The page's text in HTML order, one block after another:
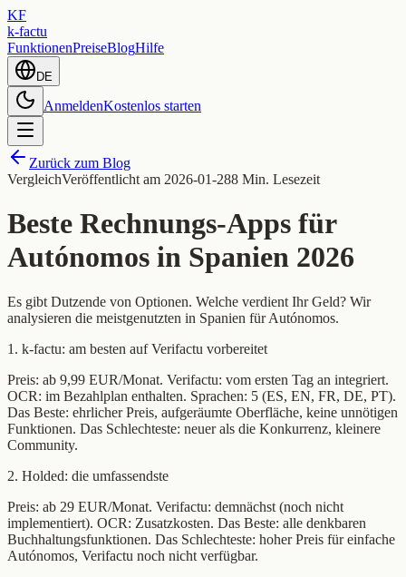
KF
k-factu
FunktionenPreiseBlogHilfe
DE
AnmeldenKostenlos starten
Zurück zum Blog
VergleichVeröffentlicht am 2026-01-288 Min. Lesezeit
Beste Rechnungs-Apps für
Autónomos in Spanien 2026
Es gibt Dutzende von Optionen. Welche verdient Ihr Geld? Wir
analysieren die meistgenutzten in Spanien für Autónomos.
1. k-factu: am besten auf Verifactu vorbereitet
Preis: ab 9,99 EUR/Monat. Verifactu: vom ersten Tag an integriert.
OCR: im Bezahlplan enthalten. Sprachen: 5 (ES, EN, FR, DE, PT).
Das Beste: ehrlicher Preis, aufgeräumte Oberfläche, keine unnötigen
Funktionen. Das Schlechteste: neuer als die Konkurrenz, kleinere
Community.
2. Holded: die umfassendste
Preis: ab 29 EUR/Monat. Verifactu: demnächst (noch nicht
implementiert). OCR: Zusatzkosten. Das Beste: alle denkbaren
Buchhaltungsfunktionen. Das Schlechteste: hoher Preis für einfache
Autónomos, Verifactu noch nicht verfügbar.